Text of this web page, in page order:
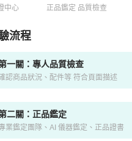
中心 正品鑑定 品質檢查
流程
圈正品驗證、安心購檢驗流
一關：專人品質檢查
認商品狀況、配件等 符合頁面描述
二關：正品鑑定
業鑑定團隊、AI 儀器鑑定、正品證書